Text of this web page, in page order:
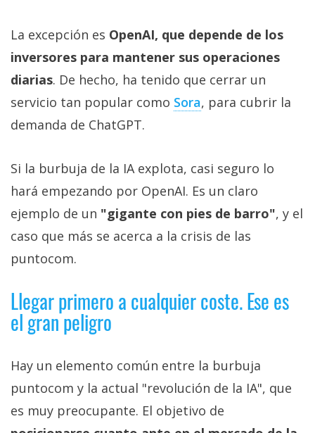
La excepción es OpenAI, que depende de los
inversores para mantener sus operaciones
diarias. De hecho, ha tenido que cerrar un
servicio tan popular como Sora‎, para cubrir la
demanda de ChatGPT.
Si la burbuja de la IA explota, casi seguro lo
hará empezando por OpenAI. Es un claro
ejemplo de un "gigante con pies de barro", y el
caso que más se acerca a la crisis de las
puntocom.
Llegar primero a cualquier coste. Ese es
el gran peligro
Hay un elemento común entre la burbuja
puntocom y la actual "revolución de la IA", que
es muy preocupante. El objetivo de